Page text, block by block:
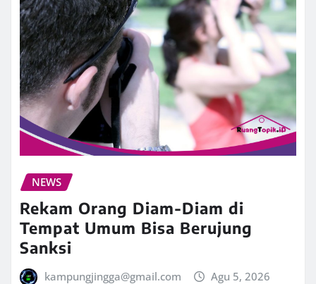
NEWS
Rekam Orang Diam-Diam di
Tempat Umum Bisa Berujung
Sanksi
kampungjingga@gmail.com Agu 5, 2026